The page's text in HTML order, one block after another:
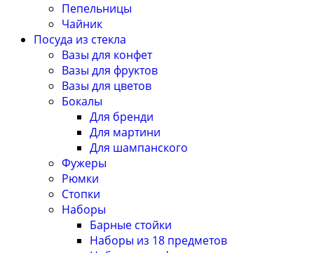
Пепельницы
Чайник
Посуда из стекла
Вазы для конфет
Вазы для фруктов
Вазы для цветов
Бокалы
Для бренди
Для мартини
Для шампанского
Фужеры
Рюмки
Стопки
Наборы
Барные стойки
Наборы из 18 предметов